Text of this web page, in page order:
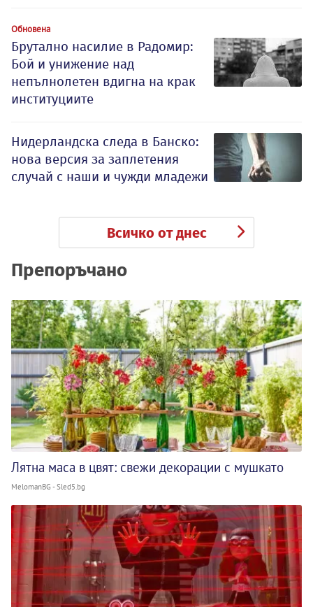
Обновена
Брутално насилие в Радомир:
Бой и унижение над
непълнолетен вдигна на крак
институциите
Нидерландска следа в Банско:
нова версия за заплетения
случай с наши и чужди младежи
Всичко от днес
Препоръчано
Лятна маса в цвят: свежи декорации с мушкато
MelomanBG - Sled5.bg